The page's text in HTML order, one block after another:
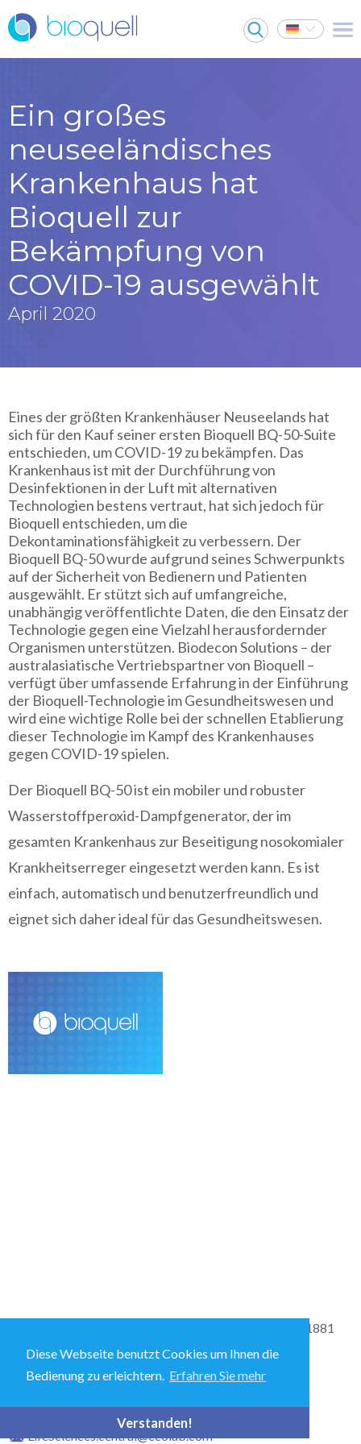
Diese Webseite benutzt Cookies um Ihnen die
Bedienung zu erleichtern. Erfahren Sie mehr
Verstanden!
Ein großes
neuseeländisches
Krankenhaus hat
Bioquell zur
Bekämpfung von
COVID-19 ausgewählt
April 2020
Eines der größten Krankenhäuser Neuseelands hat
sich für den Kauf seiner ersten Bioquell BQ-50-Suite
entschieden, um COVID-19 zu bekämpfen. Das
Krankenhaus ist mit der Durchführung von
Desinfektionen in der Luft mit alternativen
Technologien bestens vertraut, hat sich jedoch für
Bioquell entschieden, um die
Dekontaminationsfähigkeit zu verbessern. Der
Bioquell BQ-50 wurde aufgrund seines Schwerpunkts
auf der Sicherheit von Bedienern und Patienten
ausgewählt. Er stützt sich auf umfangreiche,
unabhängig veröffentlichte Daten, die den Einsatz der
Technologie gegen eine Vielzahl herausfordernder
Organismen unterstützen. Biodecon Solutions – der
australasiatische Vertriebspartner von Bioquell –
verfügt über umfassende Erfahrung in der Einführung
der Bioquell-Technologie im Gesundheitswesen und
wird eine wichtige Rolle bei der schnellen Etablierung
dieser Technologie im Kampf des Krankenhauses
gegen COVID-19 spielen.
Der Bioquell BQ-50 ist ein mobiler und robuster
Wasserstoffperoxid-Dampfgenerator, der im
gesamten Krankenhaus zur Beseitigung nosokomialer
Krankheitserreger eingesetzt werden kann. Es ist
einfach, automatisch und benutzerfreundlich und
eignet sich daher ideal für das Gesundheitswesen.
Vertrieb und Technischer Support: +49-2173-599-1881
LifeSciences.central@ecolab.com